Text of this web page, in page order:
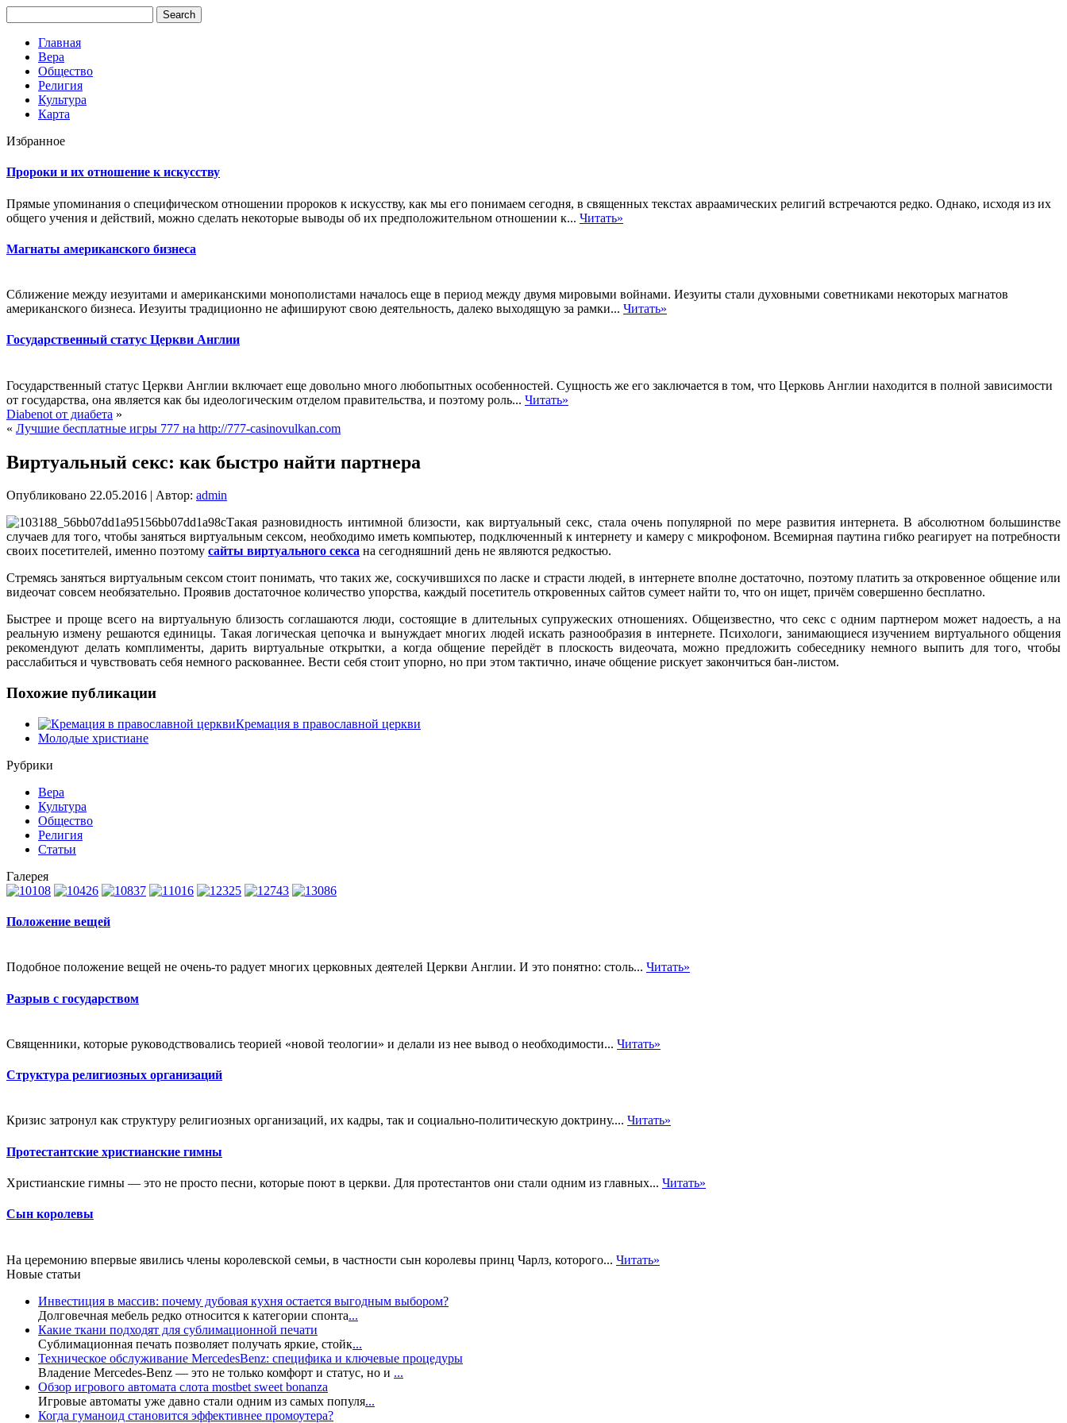
Главная
Вера
Общество
Религия
Культура
Карта
Избранное
Пророки и их отношение к искусству
Прямые упоминания о специфическом отношении пророков к искусству, как мы его понимаем сегодня, в священных текстах авраамических религий встречаются редко. Однако, исходя из их
общего учения и действий, можно сделать некоторые выводы об их предположительном отношении к... Читать»
Магнаты американского бизнеса
Сближение между иезуитами и американскими монополистами началось еще в период между двумя мировыми войнами. Иезуиты стали духовными советниками некоторых магнатов
американского бизнеса. Иезуиты традиционно не афишируют свою деятельность, далеко выходящую за рамки... Читать»
Государственный статус Церкви Англии
Государственный статус Церкви Англии включает еще довольно много любопытных особенностей. Сущность же его заключается в том, что Церковь Англии находится в полной зависимости
от государства, она является как бы идеологическим отделом правительства, и поэтому роль... Читать»
Diabenot от диабета »
« Лучшие бесплатные игры 777 на http://777-casinovulkan.com
Виртуальный секс: как быстро найти партнера
Опубликовано 22.05.2016 | Автор: admin
Такая разновидность интимной близости, как виртуальный секс, стала очень популярной по мере развития интернета. В абсолютном большинстве
случаев для того, чтобы заняться виртуальным сексом, необходимо иметь компьютер, подключенный к интернету и камеру с микрофоном. Всемирная паутина гибко реагирует на потребности
своих посетителей, именно поэтому сайты виртуального секса на сегодняшний день не являются редкостью.
Стремясь заняться виртуальным сексом стоит понимать, что таких же, соскучившихся по ласке и страсти людей, в интернете вполне достаточно, поэтому платить за откровенное общение или
видеочат совсем необязательно. Проявив достаточное количество упорства, каждый посетитель откровенных сайтов сумеет найти то, что он ищет, причём совершенно бесплатно.
Быстрее и проще всего на виртуальную близость соглашаются люди, состоящие в длительных супружеских отношениях. Общеизвестно, что секс с одним партнером может надоесть, а на
реальную измену решаются единицы. Такая логическая цепочка и вынуждает многих людей искать разнообразия в интернете. Психологи, занимающиеся изучением виртуального общения
рекомендуют делать комплименты, дарить виртуальные открытки, а когда общение перейдёт в плоскость видеочата, можно предложить собеседнику немного выпить для того, чтобы
расслабиться и чувствовать себя немного раскованнее. Вести себя стоит упорно, но при этом тактично, иначе общение рискует закончиться бан-листом.
Похожие публикации
Кремация в православной церкви
Молодые христиане
Рубрики
Вера
Культура
Общество
Религия
Статьи
Галерея
Положение вещей
Подобное положение вещей не очень-то радует многих церковных деятелей Церкви Англии. И это понятно: столь... Читать»
Разрыв с государством
Священники, которые руководствовались теорией «новой теологии» и делали из нее вывод о необходимости... Читать»
Структура религиозных организаций
Кризис затронул как структуру религиозных организаций, их кадры, так и социально-политическую доктрину.... Читать»
Протестантские христианские гимны
Христианские гимны — это не просто песни, которые поют в церкви. Для протестантов они стали одним из главных... Читать»
Сын королевы
На церемонию впервые явились члены королевской семьи, в частности сын королевы принц Чарлз, которого... Читать»
Новые статьи
Инвестиция в массив: почему дубовая кухня остается выгодным выбором?
Долговечная мебель редко относится к категории спонта...
Какие ткани подходят для сублимационной печати
Сублимационная печать позволяет получать яркие, стойк...
Техническое обслуживание MercedesBenz: специфика и ключевые процедуры
Владение Mercedes-Benz — это не только комфорт и статус, но и ...
Обзор игрового автомата слота mostbet sweet bonanza
Игровые автоматы уже давно стали одним из самых популя...
Когда гуманоид становится эффективнее промоутера?